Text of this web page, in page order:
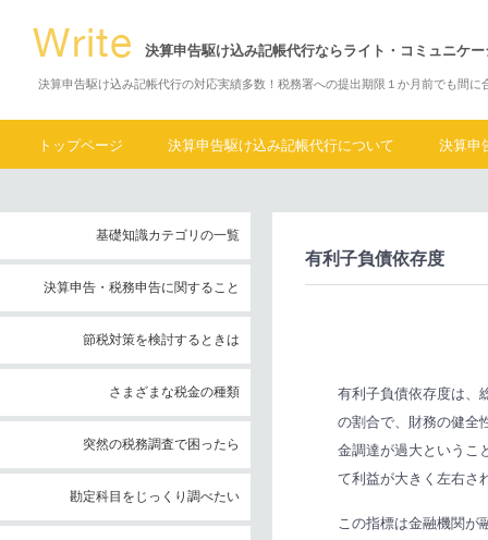
決算申告駆け込み記帳代行ならライト・コミュニケ
決算申告駆け込み記帳代行の対応実績多数！税務署への提出期限１か月前でも間に
トップページ 決算申告駆け込み記帳代行について 決算申
基礎知識カテゴリの一覧
決算申告・税務申告に関すること
節税対策を検討するときは
さまざまな税金の種類
突然の税務調査で困ったら
勘定科目をじっくり調べたい
有利子負債依存度
有利子負債依存度は、
の割合で、財務の健全
金調達が過大というこ
て利益が大きく左右さ
この指標は金融機関が